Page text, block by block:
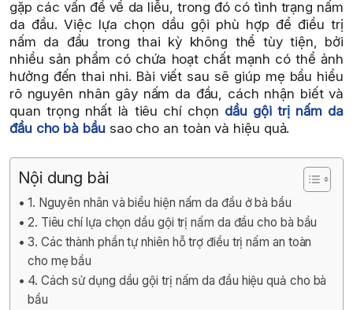
gặp các vấn đề về da liễu, trong đó có tình trạng nấm
da đầu. Việc lựa chọn dầu gội phù hợp để điều trị
nấm da đầu trong thai kỳ không thể tùy tiện, bởi
nhiều sản phẩm có chứa hoạt chất mạnh có thể ảnh
hưởng đến thai nhi. Bài viết sau sẽ giúp mẹ bầu hiểu
rõ nguyên nhân gây nấm da đầu, cách nhận biết và
quan trọng nhất là tiêu chí chọn dầu gội trị nấm da
đầu cho bà bầusao cho an toàn và hiệu quả.
Nội dung bài
1. Nguyên nhân và biểu hiện nấm da đầu ở bà bầu
2. Tiêu chí lựa chọn dầu gội trị nấm da đầu cho bà bầu
3. Các thành phần tự nhiên hỗ trợ điều trị nấm an toàn
cho mẹ bầu
4. Cách sử dụng dầu gội trị nấm da đầu hiệu quả cho bà
bầu